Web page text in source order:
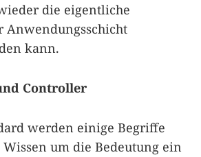
die eigentliche
Anwendungsschicht
kann.
Controller
werden einige Begriffe
um die Bedeutung ein